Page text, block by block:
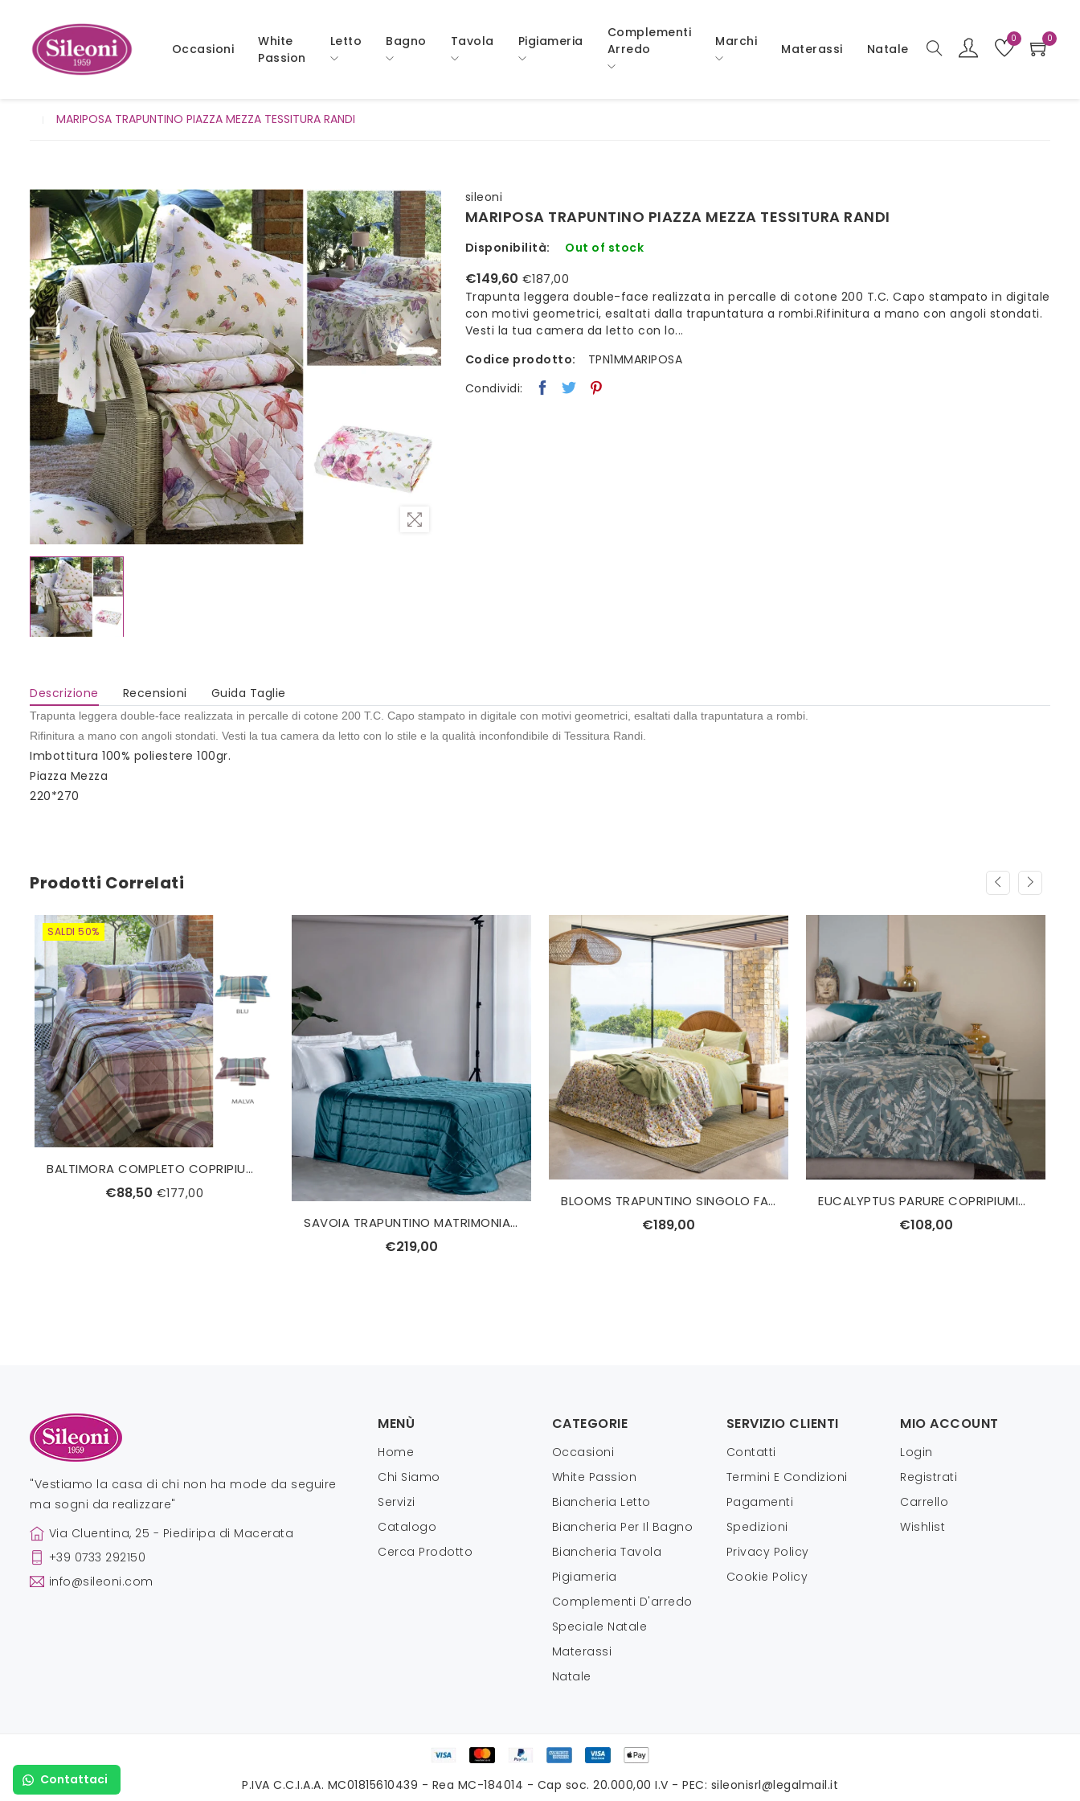
Occasioni
White
Passion
Letto Bagno Tavola Pigiameria
Complementi
Arredo
Marchi
Materassi Natale
0 0
MARIPOSA TRAPUNTINO PIAZZA MEZZA TESSITURA RANDI
sileoni
MARIPOSA TRAPUNTINO PIAZZA MEZZA TESSITURA RANDI
Disponibilità: Out of stock
€149,60 €187,00
Trapunta leggera double-face realizzata in percalle di cotone 200 T.C. Capo stampato in digitale
con motivi geometrici, esaltati dalla trapuntatura a rombi.Rifinitura a mano con angoli stondati.
Vesti la tua camera da letto con lo...
Codice prodotto:
TPN1MMARIPOSA
Condividi:
Descrizione Recensioni Guida Taglie
Trapunta leggera double-face realizzata in percalle di cotone 200 T.C. Capo stampato in digitale con motivi geometrici, esaltati dalla trapuntatura a rombi.
Rifinitura a mano con angoli stondati. Vesti la tua camera da letto con lo stile e la qualità inconfondibile di Tessitura Randi.
Imbottitura 100% poliestere 100gr.
Piazza Mezza
220*270
Prodotti Correlati
SALDI 50%
BALTIMORA COMPLETO COPRIPIUMINO SINGOLO TESSITURA RANDI
€88,50 €177,00
SAVOIA TRAPUNTINO MATRIMONIALE REEVER
€219,00
BLOOMS TRAPUNTINO SINGOLO FAZZINI
€189,00
EUCALYPTUS PARURE COPRIPIUMINO MATRIMONIALE SVAD DONDI
€108,00
"Vestiamo la casa di chi non ha mode da seguire
ma sogni da realizzare"
Via Cluentina, 25 - Piediripa di Macerata
+39 0733 292150
info@sileoni.com
MENÙ
Home
Chi Siamo
Servizi
Catalogo
Cerca Prodotto
CATEGORIE
Occasioni
White Passion
Biancheria Letto
Biancheria Per Il Bagno
Biancheria Tavola
Pigiameria
Complementi D'arredo
Speciale Natale
Materassi
Natale
SERVIZIO CLIENTI
Contatti
Termini E Condizioni
Pagamenti
Spedizioni
Privacy Policy
Cookie Policy
MIO ACCOUNT
Login
Registrati
Carrello
Wishlist
P.IVA C.C.I.A.A. MC01815610439 - Rea MC-184014 - Cap soc. 20.000,00 I.V - PEC: sileonisrl@legalmail.it
Contattaci